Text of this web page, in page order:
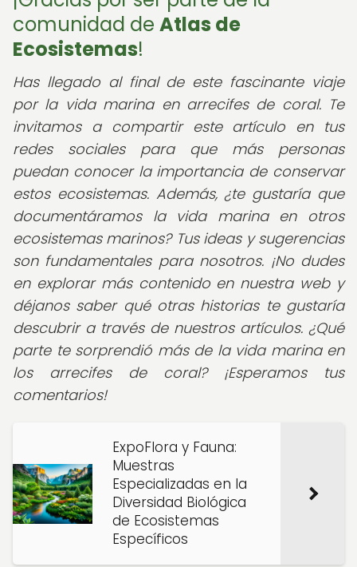
comunidad de Atlas de
Ecosistemas!
Has llegado al final de este fascinante viaje
por la vida marina en arrecifes de coral. Te
invitamos a compartir este artículo en tus
redes sociales para que más personas
puedan conocer la importancia de conservar
estos ecosistemas. Además, ¿te gustaría que
documentáramos la vida marina en otros
ecosistemas marinos? Tus ideas y sugerencias
son fundamentales para nosotros. ¡No dudes
en explorar más contenido en nuestra web y
déjanos saber qué otras historias te gustaría
descubrir a través de nuestros artículos. ¿Qué
parte te sorprendió más de la vida marina en
los arrecifes de coral?¡Esperamos tus
comentarios!
ExpoFlora y Fauna:
Muestras
Especializadas en la
Diversidad Biológica
de Ecosistemas
Específicos